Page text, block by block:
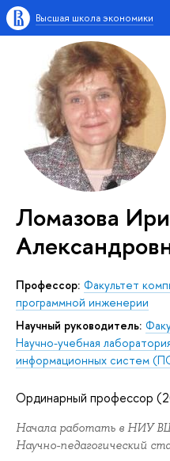
Высшая школа экономики
Ломазова
Профессор: Факультет
программной инженерии
Научный руководитель:
Научно-учебная
информационных систем
Ординарный профессор
Начала работать в НИУ
Научно-педагогический